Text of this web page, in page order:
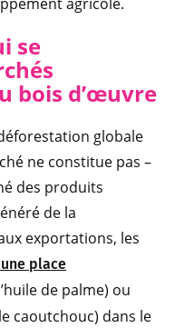
agricole.
se
bois d’œuvre
globale
ne constitue pas –
des produits
de la
exportations, les
place
de palme) ou
caoutchouc) dans le